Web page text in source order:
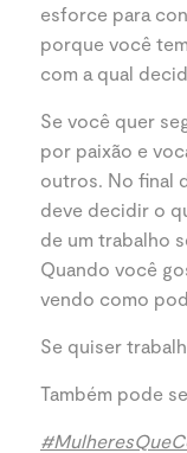
esforce para
porque você
com a qual
Se você quer
por paixão e
outros. No final
deve decidir o
de um trabalho
Quando você
vendo como
Se quiser
Também pode